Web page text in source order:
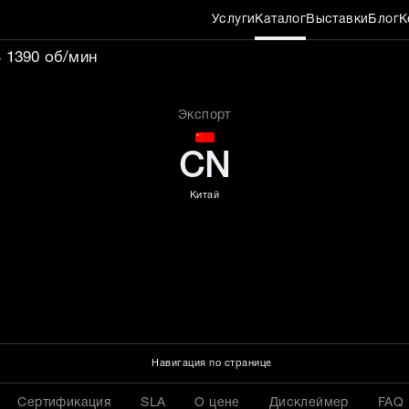
Услуги КаталогВыставки Блог
0,75 кВт YE3-
1390 об/мин
Экспорт
CN
Китай
Навигация по странице
Сертификация SLA О цене Дисклеймер FAQ